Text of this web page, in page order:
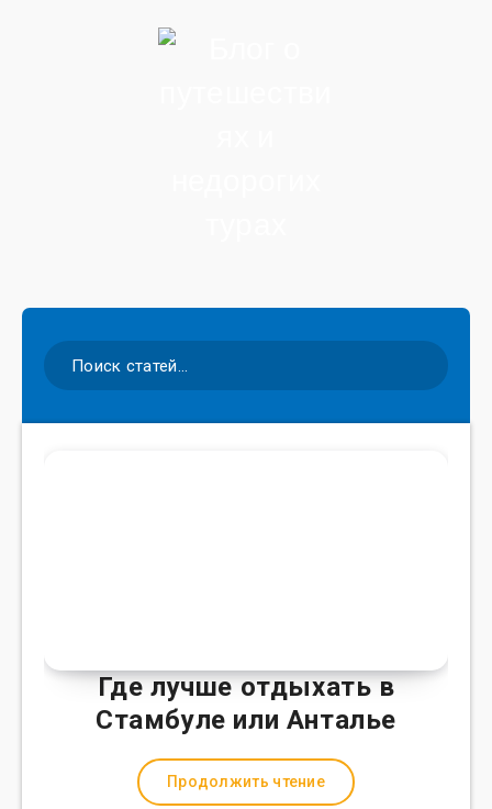
Где лучше отдыхать в
Стамбуле или Анталье
Продолжить чтение